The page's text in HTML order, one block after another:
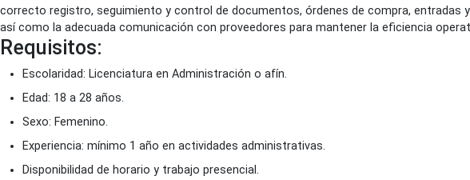
Ubicación: San Luis Potosí, S.L.P.
Empresa:Proveedora Gerzer, S.A. de C.V.
Objetivo del puesto:
Brindar apoyo administrativo y operativo a las áreas de compras, almacén
correcto registro, seguimiento y control de documentos, órdenes de
así como la adecuada comunicación con proveedores para mantener la
Requisitos: